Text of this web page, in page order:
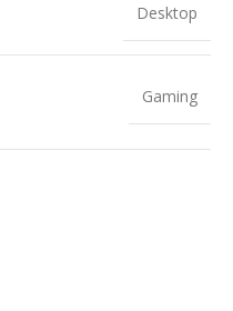
Desktop
Gaming